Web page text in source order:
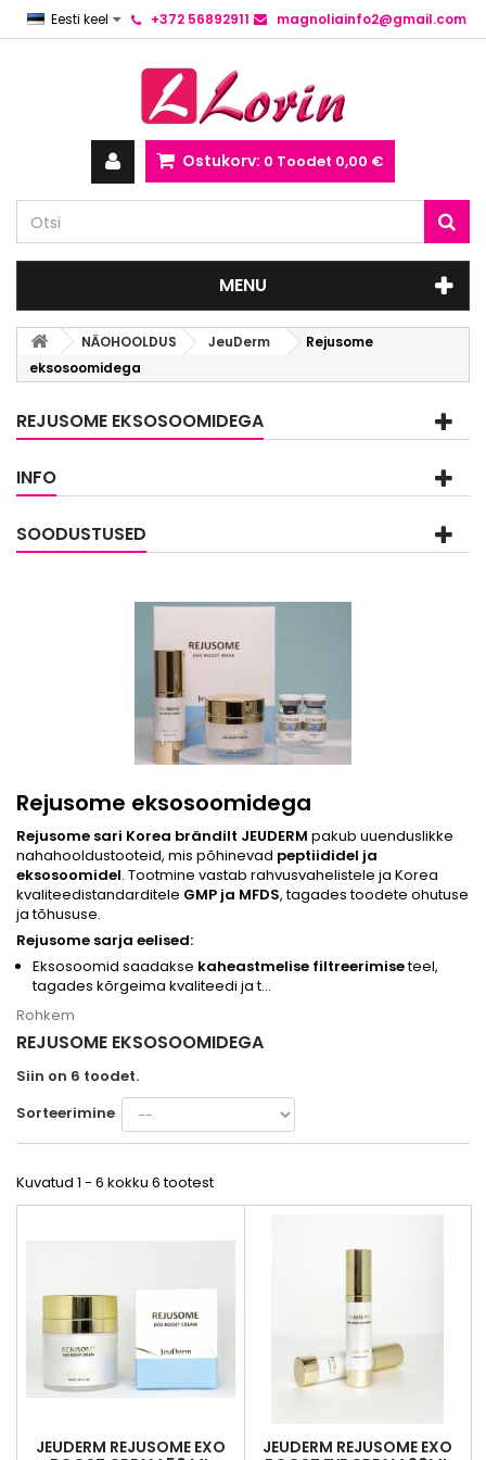
Eesti keel +372 56892911 magnoliainfo2@gmail.com
Ostukorv: 0 Toodet 0,00 €
MENU
NÄOHOOLDUS JeuDerm
Rejusome
eksosoomidega
REJUSOME EKSOSOOMIDEGA
INFO
SOODUSTUSED
Rejusome eksosoomidega
Rejusome sari Korea brändilt JEUDERM pakub uuenduslikke
nahahooldustooteid, mis põhinevad peptiididel ja
eksosoomidel. Tootmine vastab rahvusvahelistele ja Korea
kvaliteedistandarditele GMP ja MFDS, tagades toodete ohutuse
ja tõhususe.
Rejusome sarja eelised:
Eksosoomid saadakse kaheastmelise filtreerimiseteel,
tagades kõrgeima kvaliteedi ja t...
Rohkem
REJUSOME EKSOSOOMIDEGA
Siin on 6 toodet.
Sorteerimine
Kuvatud 1 - 6 kokku 6 tootest
JEUDERM REJUSOME EXO
JEUDERM REJUSOME EXO